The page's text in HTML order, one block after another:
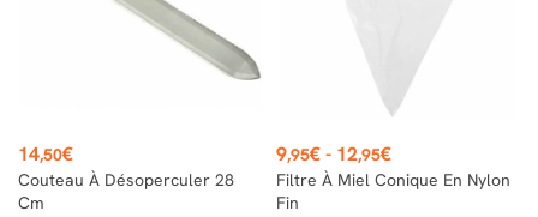
Prix
14,50€
Couteau À Désoperculer 28
Cm
Prix
9,95€ - 12,95€
Filtre À Miel Conique En Nylon
Fin